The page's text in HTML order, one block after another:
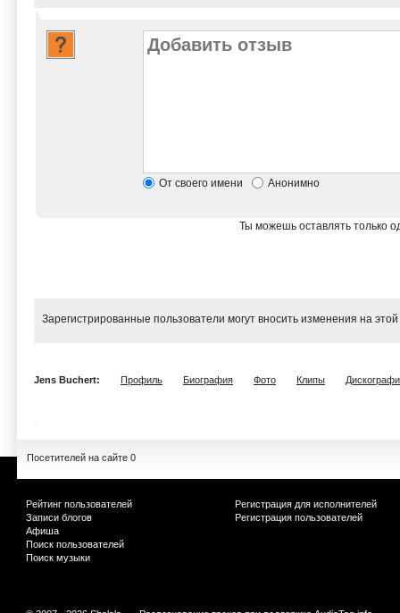
От своего имени Анонимно
Ты можешь оставлять только
Зарегистрированные пользователи могут вносить изменения на
Jens Buchert: Профиль Биография Фото Клипы
Посетителей на сайте 0
Рейтинг пользователей
Записи блогов
Афиша
Поиск пользователей
Поиск музыки
Регистрация для исполнителей
Регистрация пользователей